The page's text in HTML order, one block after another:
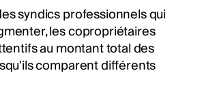
syndics professionnels qui
les copropriétaires
au montant total des
comparent différents